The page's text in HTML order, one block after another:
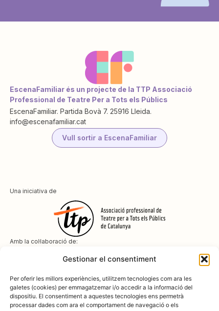
Gestionar el consentiment
Per oferir les millors experiències, utilitzem tecnologies com ara les
galetes (cookies) per emmagatzemar i/o accedir a la informació del
dispositiu. El consentiment a aquestes tecnologies ens permetrà
processar dades com ara el comportament de navegació o els
EscenaFamiliar és un projecte de la TTP Associació
Professional de Teatre Per a Tots els Públics
EscenaFamiliar. Partida Bovà 7. 25916 Lleida.
info@escenafamiliar.cat
Vull sortir a EscenaFamiliar
Una iniciativa de
Amb la col·laboració de:
Amb el suport de